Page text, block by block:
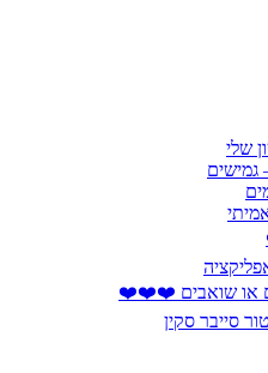
שלי
גמישים
או שואבים ❤️❤️❤️
סייבר סקין